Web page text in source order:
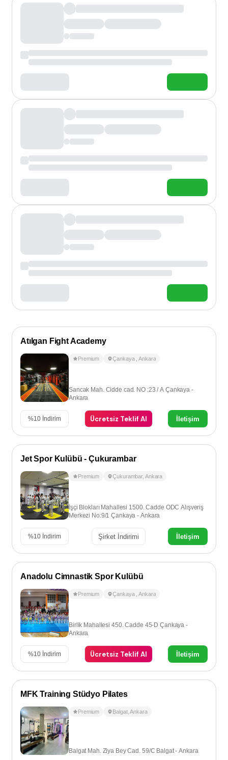
Atılgan Fight Academy
Premium Çankaya ,Ankara
Sancak Mah. Cidde cad. NO :23 / A Çankaya -
Ankara
%10 İndirim Ücretsiz Teklif Al İletişim
Jet Spor Kulübü - Çukurambar
Premium Çukurambar, Ankara
İşçi Blokları Mahallesi 1500. Cadde ODC Alışveriş
Merkezi No:9/1 Çankaya - Ankara
%10 İndirim Şirket İndirimi İletişim
Anadolu Cimnastik Spor Kulübü
Premium Çankaya ,Ankara
Birlik Mahallesi 450. Cadde 45-D Çankaya -
Ankara
%10 İndirim Ücretsiz Teklif Al İletişim
MFK Training Stüdyo Pilates
Premium Balgat,Ankara
Balgat Mah. Ziya Bey Cad. 59/C Balgat - Ankara